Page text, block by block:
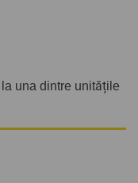
una dintre unitățile